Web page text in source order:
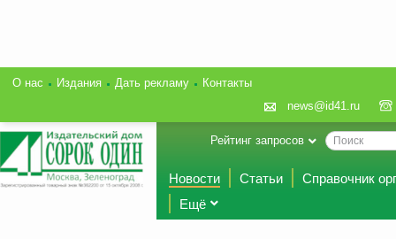
О нас Издания Дать рекламу
Контакты
news@id41.ru
Рейтинг запросов
Новости Статьи
Справочник
Ещё